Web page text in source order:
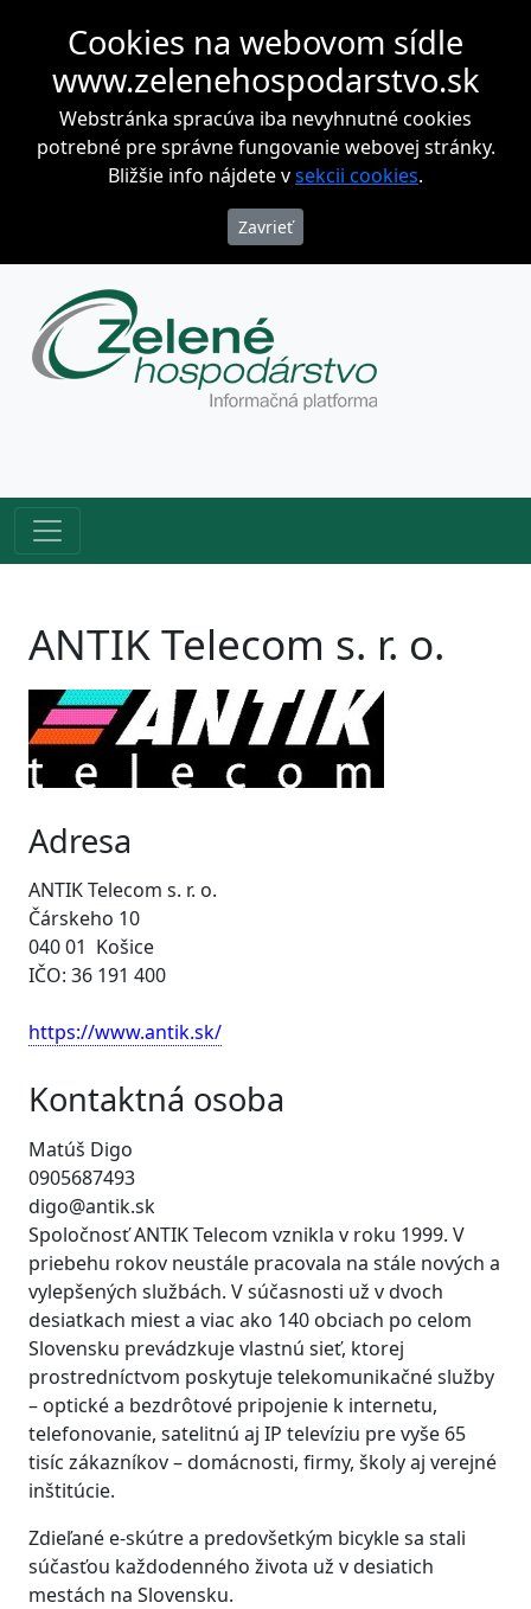
Cookies na webovom sídle
www.zelenehospodarstvo.sk
Webstránka spracúva iba nevyhnutné cookies
potrebné pre správne fungovanie webovej stránky.
Bližšie info nájdete vsekcii cookies.
ANTIK Telecom s. r. o.
Adresa
ANTIK Telecom s. r. o.
Čárskeho 10
040 01 Košice
IČO: 36 191 400
https://www.antik.sk/
Kontaktná osoba
Matúš Digo
0905687493
digo@antik.sk
Spoločnosť ANTIK Telecom vznikla v roku 1999. V
priebehu rokov neustále pracovala na stále nových a
vylepšených službách. V súčasnosti už v dvoch
desiatkach miest a viac ako 140 obciach po celom
Slovensku prevádzkuje vlastnú sieť, ktorej
prostredníctvom poskytuje telekomunikačné služby
– optické a bezdrôtové pripojenie k internetu,
telefonovanie, satelitnú aj IP televíziu pre vyše 65
tisíc zákazníkov – domácnosti, firmy, školy aj verejné
inštitúcie.
Zdieľané e-skútre a predovšetkým bicykle sa stali
súčasťou každodenného života už v desiatich
mestách na Slovensku.